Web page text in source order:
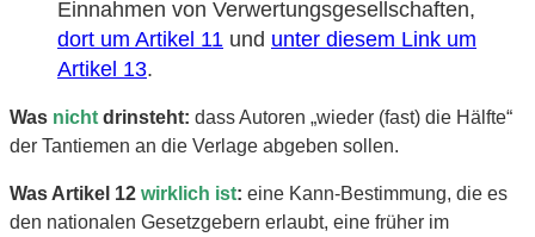
Einnahmen von Verwertungsgesellschaften,
dort um Artikel 11 und unter diesem Link um
Artikel 13.
Was nicht drinsteht: dass Autoren „wieder (fast) die Hälfte“
der Tantiemen an die Verlage abgeben sollen.
Was Artikel 12 wirklich ist: eine Kann-Bestimmung, die es
den nationalen Gesetzgebern erlaubt, eine früher im